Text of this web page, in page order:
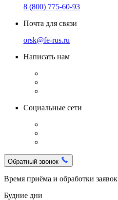
8 (800) 775-60-93
Почта для связи
orsk@fe-rus.ru
Написать нам
Социальные сети
Обратный звонок
Время приёма и обработки заявок
Будние дни